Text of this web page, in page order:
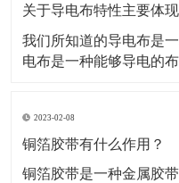
料，也是保温材料经销
关于导电布特性主要体
我们所知道的导电布是
电布是一种能够导电的
电布可分为：镀镍导电
铝箔纤维复合布这几种
和网格区
2023-02-08
铜箔胶带有什么作用？
铜箔胶带是一种金属胶